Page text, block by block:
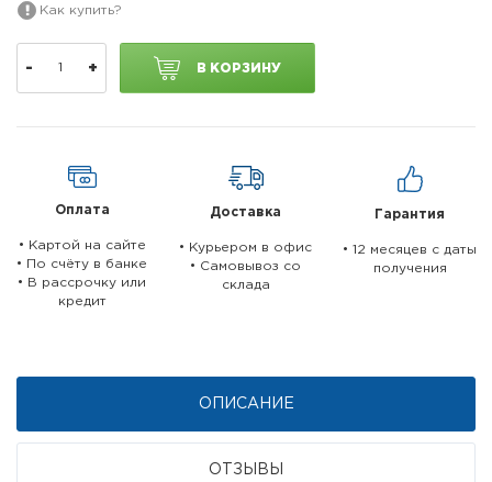
Как купить?
- + В КОРЗИНУ
Оплата
• Картой на сайте
• По счёту в банке
• В рассрочку или
кредит
Доставка
• Курьером в офис
• Самовывоз со
склада
Гарантия
• 12 месяцев c даты
получения
ОПИСАНИЕ
ОТЗЫВЫ